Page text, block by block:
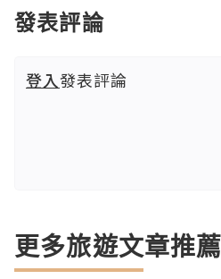
發表評論
登入發表評論
更多旅遊文章推薦